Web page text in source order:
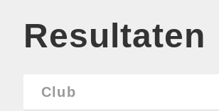
Resultaten
Club